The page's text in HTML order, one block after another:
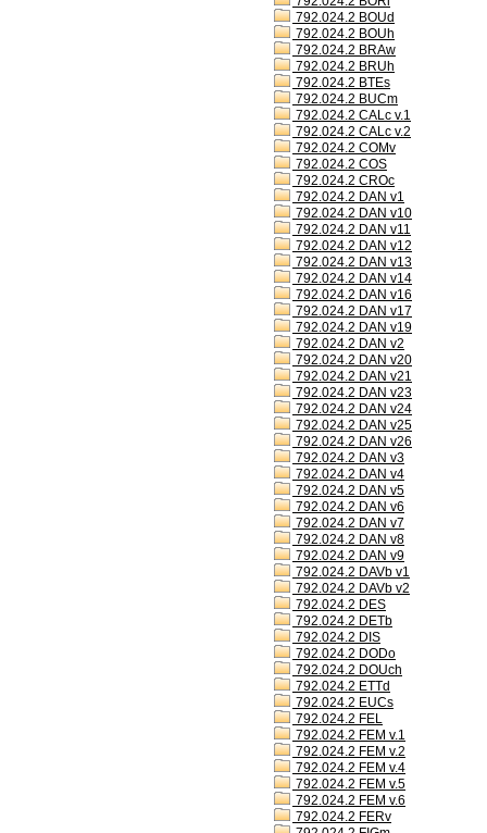
792.024.2 BOUd
792.024.2 BOUh
792.024.2 BRAw
792.024.2 BRUh
792.024.2 BTEs
792.024.2 BUCm
792.024.2 CALc v.1
792.024.2 CALc v.2
792.024.2 COMv
792.024.2 COS
792.024.2 CROc
792.024.2 DAN v1
792.024.2 DAN v10
792.024.2 DAN v11
792.024.2 DAN v12
792.024.2 DAN v13
792.024.2 DAN v14
792.024.2 DAN v16
792.024.2 DAN v17
792.024.2 DAN v19
792.024.2 DAN v2
792.024.2 DAN v20
792.024.2 DAN v21
792.024.2 DAN v23
792.024.2 DAN v24
792.024.2 DAN v25
792.024.2 DAN v26
792.024.2 DAN v3
792.024.2 DAN v4
792.024.2 DAN v5
792.024.2 DAN v6
792.024.2 DAN v7
792.024.2 DAN v8
792.024.2 DAN v9
792.024.2 DAVb v1
792.024.2 DAVb v2
792.024.2 DES
792.024.2 DETb
792.024.2 DIS
792.024.2 DODo
792.024.2 DOUch
792.024.2 ETTd
792.024.2 EUCs
792.024.2 FEL
792.024.2 FEM v.1
792.024.2 FEM v.2
792.024.2 FEM v.4
792.024.2 FEM v.5
792.024.2 FEM v.6
792.024.2 FERv